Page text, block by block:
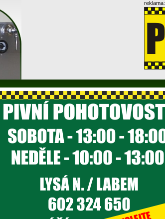
reklama: